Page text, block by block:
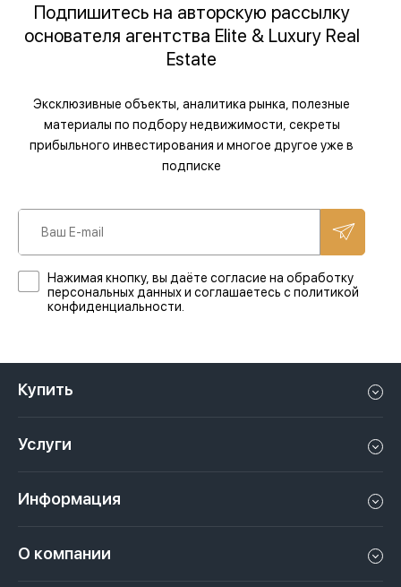
Подпишитесь на авторскую рассылку
основателя агентства Elite & Luxury Real
Estate
Эксклюзивные объекты, аналитика рынка, полезные
материалы по подбору недвижимости, секреты
прибыльного инвестирования и многое другое уже в
подписке
Нажимая кнопку, вы даёте согласие на обработку
персональных данных и соглашаетесь с политикой
конфиденциальности.
Купить
Апартаменты в Дубае
Пентхаус в Дубае
Услуги
Сдать недвижимость в Дубае, ОАЭ
Информация
О компании